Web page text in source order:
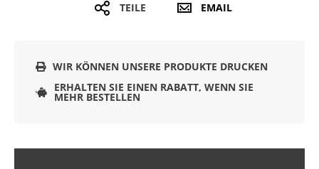
TEILE EMAIL
WIR KÖNNEN UNSERE PRODUKTE DRUCKEN
ERHALTEN SIE EINEN RABATT, WENN SIE
MEHR BESTELLEN